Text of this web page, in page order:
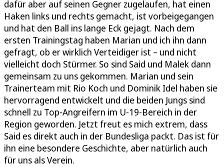
dafür aber auf seinen Gegner zugelaufen, hat einen
Haken links und rechts gemacht, ist vorbeigegangen
und hat den Ball ins lange Eck gejagt. Nach dem
ersten Trainingstag haben Marian und ich ihn dann
gefragt, ob er wirklich Verteidiger ist – und nicht
vielleicht doch Stürmer. So sind Said und Malek dann
gemeinsam zu uns gekommen. Marian und sein
Trainerteam mit Rio Koch und Dominik Idel haben sie
hervorragend entwickelt und die beiden Jungs sind
schnell zu Top-Angreifern im U-19-Bereich in der
Region geworden. Jetzt freut es mich extrem, dass
Said es direkt auch in der Bundesliga packt. Das ist für
ihn eine besondere Geschichte, aber natürlich auch
für uns als Verein.